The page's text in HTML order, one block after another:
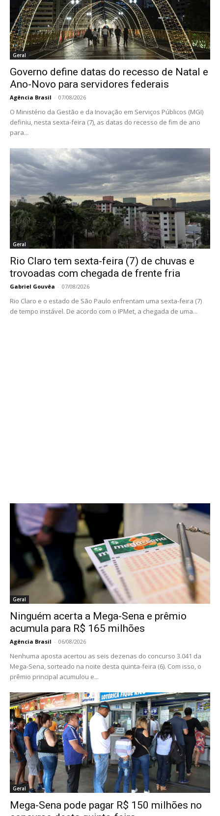
Geral
Governo define datas do recesso de Natal e
Ano-Novo para servidores federais
Agência Brasil - 07/08/2026
O Ministério da Gestão e da Inovação em Serviços Públicos (MGI)
definiu, nesta sexta-feira (7), as datas do recesso de fim de ano
para...
Geral
Rio Claro tem sexta-feira (7) de chuvas e
trovoadas com chegada de frente fria
Gabriel Gouvêa - 07/08/2026
Rio Claro e o estado de São Paulo enfrentam uma sexta-feira (7)
de tempo instável. De acordo com o IPMet, a chegada de uma...
Geral
Ninguém acerta a Mega-Sena e prêmio
acumula para R$ 165 milhões
Agência Brasil - 06/08/2026
Nenhuma aposta acertou as seis dezenas do concurso 3.041 da
Mega-Sena, sorteado na noite desta quinta-feira (6). Com isso, o
prêmio principal acumulou e...
Geral
Mega-Sena pode pagar R$ 150 milhões no